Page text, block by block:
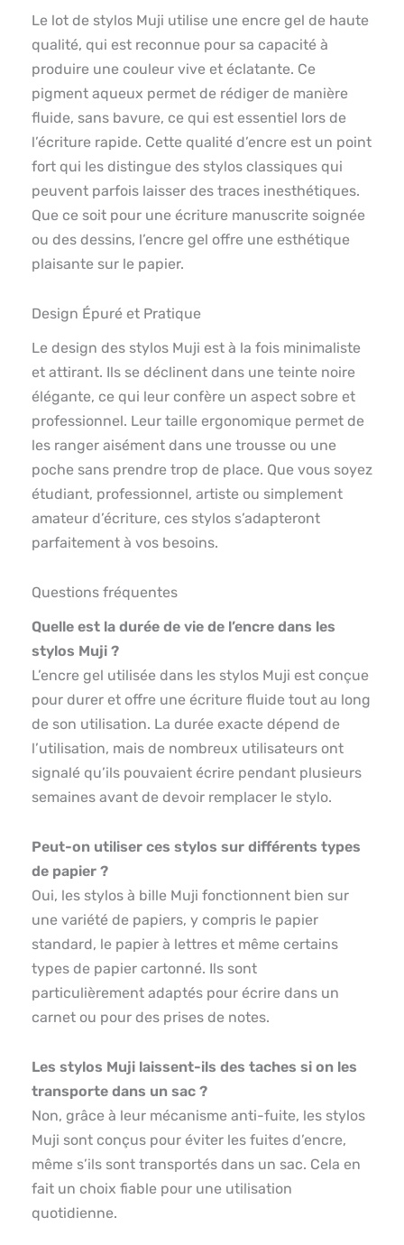
Le lot de stylos Muji utilise une encre gel de haute
qualité, qui est reconnue pour sa capacité à
produire une couleur vive et éclatante. Ce
pigment aqueux permet de rédiger de manière
fluide, sans bavure, ce qui est essentiel lors de
l’écriture rapide. Cette qualité d’encre est un point
fort qui les distingue des stylos classiques qui
peuvent parfois laisser des traces inesthétiques.
Que ce soit pour une écriture manuscrite soignée
ou des dessins, l’encre gel offre une esthétique
plaisante sur le papier.
Design Épuré et Pratique
Le design des stylos Muji est à la fois minimaliste
et attirant. Ils se déclinent dans une teinte noire
élégante, ce qui leur confère un aspect sobre et
professionnel. Leur taille ergonomique permet de
les ranger aisément dans une trousse ou une
poche sans prendre trop de place. Que vous soyez
étudiant, professionnel, artiste ou simplement
amateur d’écriture, ces stylos s’adapteront
parfaitement à vos besoins.
Questions fréquentes
Quelle est la durée de vie de l’encre dans les
stylos Muji ?
L’encre gel utilisée dans les stylos Muji est conçue
pour durer et offre une écriture fluide tout au long
de son utilisation. La durée exacte dépend de
l’utilisation, mais de nombreux utilisateurs ont
signalé qu’ils pouvaient écrire pendant plusieurs
semaines avant de devoir remplacer le stylo.
Peut-on utiliser ces stylos sur différents types
de papier ?
Oui, les stylos à bille Muji fonctionnent bien sur
une variété de papiers, y compris le papier
standard, le papier à lettres et même certains
types de papier cartonné. Ils sont
particulièrement adaptés pour écrire dans un
carnet ou pour des prises de notes.
Les stylos Muji laissent-ils des taches si on les
transporte dans un sac ?
Non, grâce à leur mécanisme anti-fuite, les stylos
Muji sont conçus pour éviter les fuites d’encre,
même s’ils sont transportés dans un sac. Cela en
fait un choix fiable pour une utilisation
quotidienne.